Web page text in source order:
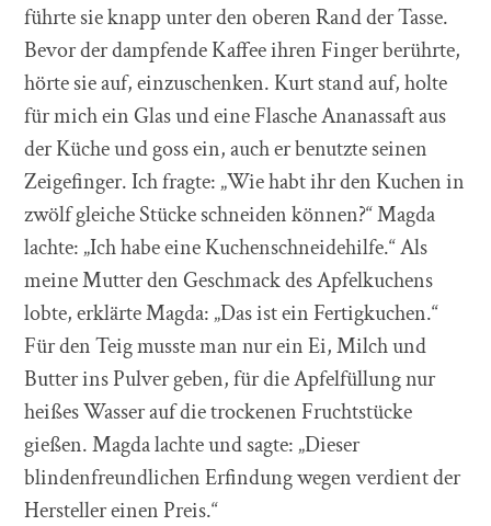
führte sie knapp unter den oberen Rand der Tasse.
Bevor der dampfende Kaffee ihren Finger berührte,
hörte sie auf, einzuschenken. Kurt stand auf, holte
für mich ein Glas und eine Flasche Ananassaft aus
der Küche und goss ein, auch er benutzte seinen
Zeigefinger. Ich fragte: „Wie habt ihr den Kuchen in
zwölf gleiche Stücke schneiden können?“ Magda
lachte: „Ich habe eine Kuchenschneidehilfe.“ Als
meine Mutter den Geschmack des Apfelkuchens
lobte, erklärte Magda: „Das ist ein Fertigkuchen.“
Für den Teig musste man nur ein Ei, Milch und
Butter ins Pulver geben, für die Apfelfüllung nur
heißes Wasser auf die trockenen Fruchtstücke
gießen. Magda lachte und sagte: „Dieser
blindenfreundlichen Erfindung wegen verdient der
Hersteller einen Preis.“